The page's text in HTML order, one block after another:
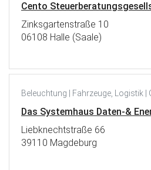
Cento
Zinksgartenstraße 10
06108 Halle (Saale)
Beleuchtung | Fahrzeuge, Logistik |
Das Systemhaus Daten-&
Liebknechtstraße 66
39110 Magdeburg